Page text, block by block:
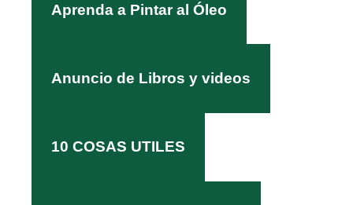
Aprenda a Pintar al Óleo
Anuncio de Libros y videos
10 COSAS UTILES